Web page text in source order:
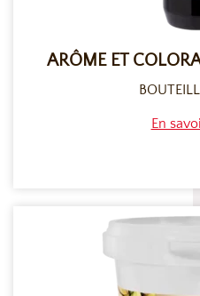
ARÔME ET
En